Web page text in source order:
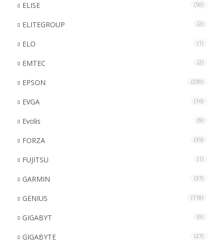
ELISE (50)
ELITEGROUP (2)
ELO (1)
EMTEC (2)
EPSON (330)
EVGA (16)
Evolis (9)
FORZA (35)
FUJITSU (1)
GARMIN (37)
GENIUS (118)
GIGABYT (9)
GIGABYTE (27)